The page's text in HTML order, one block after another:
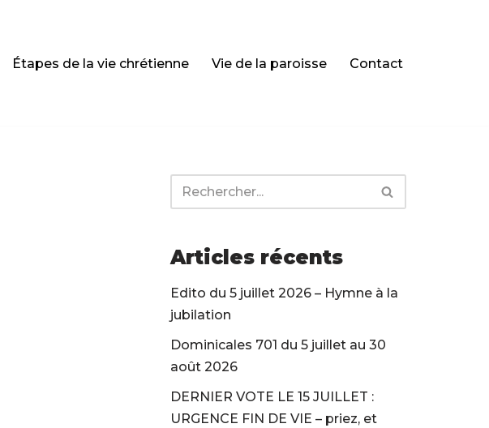
Étapes de la vie chrétienne Vie de la paroisse Contact
Articles récents
Edito du 5 juillet 2026 – Hymne à la
jubilation
Dominicales 701 du 5 juillet au 30
août 2026
DERNIER VOTE LE 15 JUILLET :
URGENCE FIN DE VIE – priez, et